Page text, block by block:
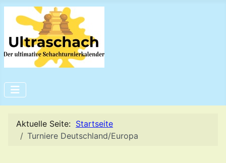
Aktuelle Seite: Startseite
Turniere Deutschland/Europa